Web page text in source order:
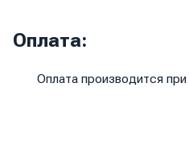
Оплата:
Оплата производится